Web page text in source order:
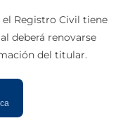
Registro Civil tiene
deberá renovarse
del titular.